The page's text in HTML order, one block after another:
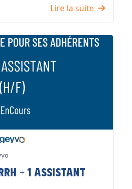
Lire la suite
+ 1 Assistant